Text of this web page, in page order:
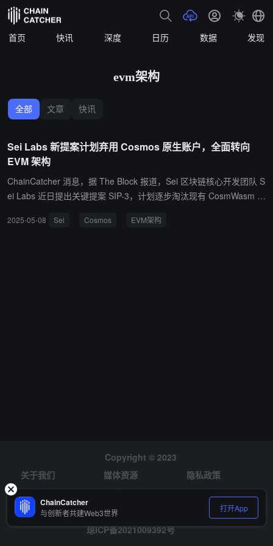
首页 快讯 深度 日历 数据 发现
evm架构
全部 文章 快讯
Sei Labs 新提案计划弃用 Cosmos 原生账户，全面转向
EVM 架构
ChainCatcher 消息，据 The Block 报道，Sei 区块链核心开发团队 S
ei Labs 近日提出关键提案 SIP-3，计划逐步淘汰现有 CosmWasm 智
架构。该提案旨在简化网络结构、提升性能，未来 Sei 网络将仅支持
2025-05-08 Sei Cosmos EVM架构
Copyright © 2023
关于我们
媒体资源
隐私政策
风险提示
招聘
琼ICP备2021009392号
ChainCatcher
与创新者共建Web3世界 打开App